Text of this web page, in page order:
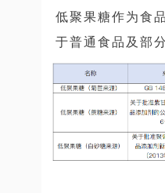
低聚果糖作为食
于普通食品及部